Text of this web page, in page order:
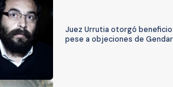
Juez Urrutia otorgó
pese a objeciones de